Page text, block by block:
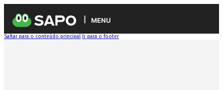
MENU
Saltar para o conteúdo principal Ir para o footer